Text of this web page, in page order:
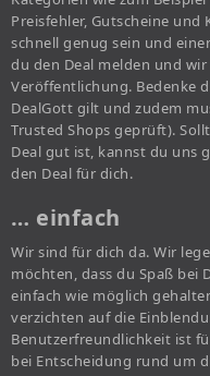
Preisfehler, Gutscheine
schnell genug sein und
du den Deal melden und
Veröffentlichung. Bedenke
DealGott gilt und zudem
Trusted Shops geprüft).
Deal gut ist, kannst du uns
den Deal für dich.
… einfach
Wir sind für dich da. Wir
möchten, dass du Spaß bei
einfach wie möglich
verzichten auf die
Benutzerfreundlichkeit ist
bei Entscheidung rund um